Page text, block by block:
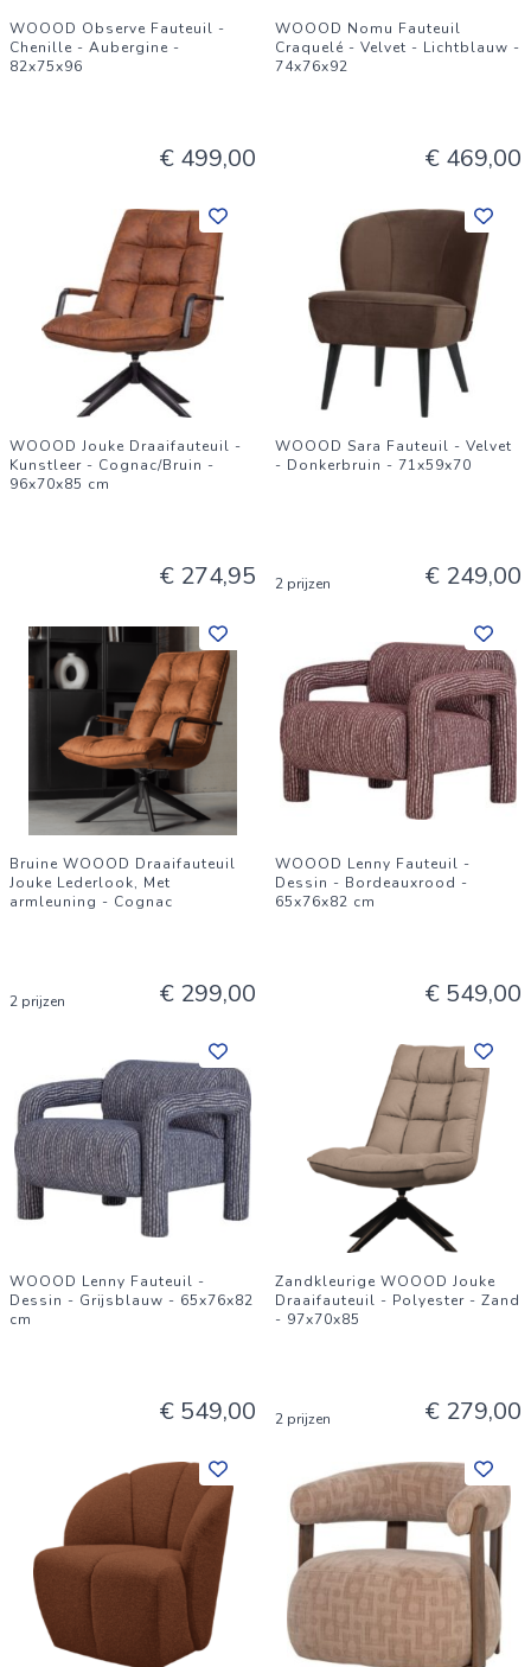
WOOOD Observe Fauteuil -
Chenille - Aubergine -
82x75x96
€ 499,00
WOOOD Nomu Fauteuil
Craquelé - Velvet - Lichtblauw -
74x76x92
€ 469,00
WOOOD Jouke Draaifauteuil -
Kunstleer - Cognac/Bruin -
96x70x85 cm
€ 274,95
WOOOD Sara Fauteuil - Velvet
- Donkerbruin - 71x59x70
2 prijzen € 249,00
Bruine WOOOD Draaifauteuil
Jouke Lederlook, Met
armleuning - Cognac
2 prijzen € 299,00
WOOOD Lenny Fauteuil -
Dessin - Bordeauxrood -
65x76x82 cm
€ 549,00
WOOOD Lenny Fauteuil -
Dessin - Grijsblauw - 65x76x82
cm
€ 549,00
Zandkleurige WOOOD Jouke
Draaifauteuil - Polyester - Zand
- 97x70x85
2 prijzen € 279,00